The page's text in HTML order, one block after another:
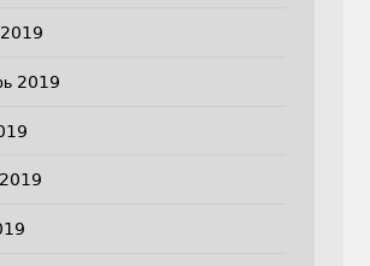
2019